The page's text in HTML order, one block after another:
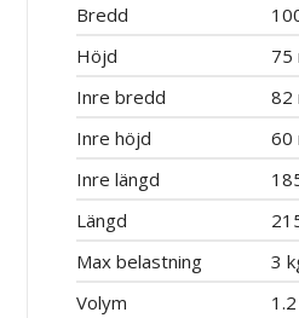
Bredd
Höjd
75
Inre bredd
82
Inre höjd
60
Inre längd
Längd
Max belastning
3
Volym